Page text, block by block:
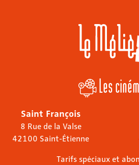
Les
Saint François
8 Rue de la Valse
42100 Saint-Étienne
Tarifs spéciaux et